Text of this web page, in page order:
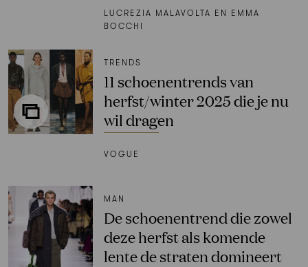
LUCREZIA MALAVOLTA EN EMMA
BOCCHI
TRENDS
11 schoenentrends van
herfst/winter 2025 die je nu
wil dragen
VOGUE
MAN
De schoenentrend die zowel
deze herfst als komende
lente de straten domineert